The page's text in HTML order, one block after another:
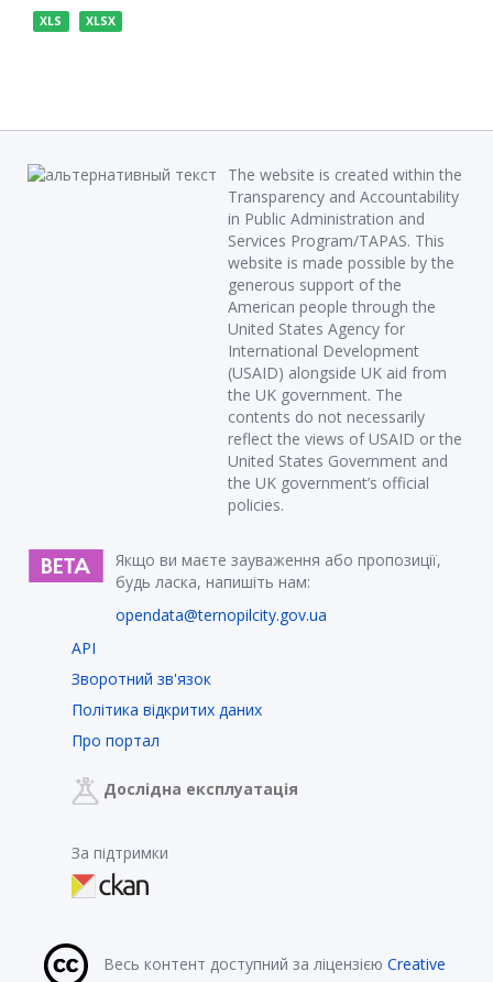
XLS XLSX
The website is created within the
Transparency and Accountability
in Public Administration and
Services Program/TAPAS. This
website is made possible by the
generous support of the
American people through the
United States Agency for
International Development
(USAID) alongside UK aid from
the UK government. The
contents do not necessarily
reflect the views of USAID or the
United States Government and
the UK government’s official
policies.
Якщо ви маєте зауваження або пропозиції,
будь ласка, напишіть нам:
opendata@ternopilcity.gov.ua
API
Зворотний зв'язок
Політика відкритих даних
Про портал
Дослідна експлуатація
За підтримки
Весь контент доступний за ліцензією Creative